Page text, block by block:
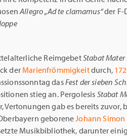
Allegro„Ad te clamamus“der F-
ReimgebetStabat Mater
der Marienfrömmigkeitdurch,
dasFest der sieben
stieg an. Pergolesis Stabat
Vertonungen gab es bereits zuvor,
geboreneJohann
Musikbibliothek, darunter